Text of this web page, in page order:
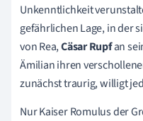
Unkenntlichkeit
gefährlichen Lage, in der
von Rea,Cäsar Rupfan
Ämilian ihren
zunächst traurig, willigt
Nur Kaiser Romulus der